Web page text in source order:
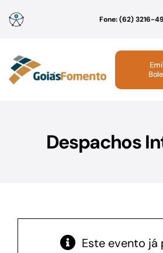
para
conteúdo
Fone: (62) 3216-
Linhas de Crédito
Despachos
Este evento já